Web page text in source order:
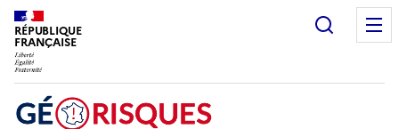
RÉPUBLIQUE
FRANÇAISE